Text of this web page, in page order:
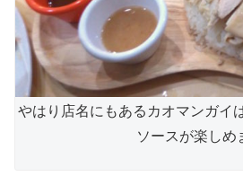
やはり店名にもあるカオマンガイ
ソースが楽しめ